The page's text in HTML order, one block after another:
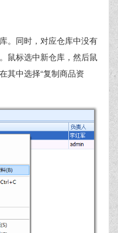
。同时，对应仓库中没有
鼠标选中新仓库，然后鼠
其中选择“复制商品资